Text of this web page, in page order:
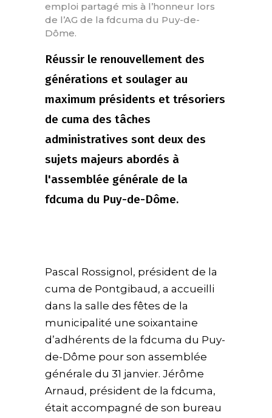
emploi partagé mis à l’honneur lors
de l’AG de la fdcuma du Puy-de-
Dôme.
Réussir le renouvellement des
générations et soulager au
maximum présidents et trésoriers
de cuma des tâches
administratives sont deux des
sujets majeurs abordés à
l'assemblée générale de la
fdcuma du Puy-de-Dôme.
Pascal Rossignol, président de la
cuma de Pontgibaud, a accueilli
dans la salle des fêtes de la
municipalité une soixantaine
d’adhérents de la fdcuma du Puy-
de-Dôme pour son assemblée
générale du 31 janvier. Jérôme
Arnaud, président de la fdcuma,
était accompagné de son bureau